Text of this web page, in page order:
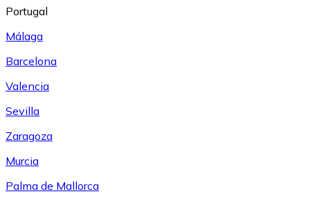
Portugal
Málaga
Barcelona
Valencia
Sevilla
Zaragoza
Murcia
Palma de Mallorca